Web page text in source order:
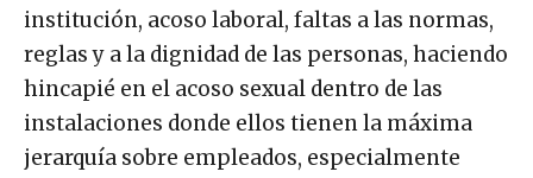
institución, acoso laboral, faltas a las normas,
reglas y a la dignidad de las personas, haciendo
hincapié en el acoso sexual dentro de las
instalaciones donde ellos tienen la máxima
jerarquía sobre empleados, especialmente